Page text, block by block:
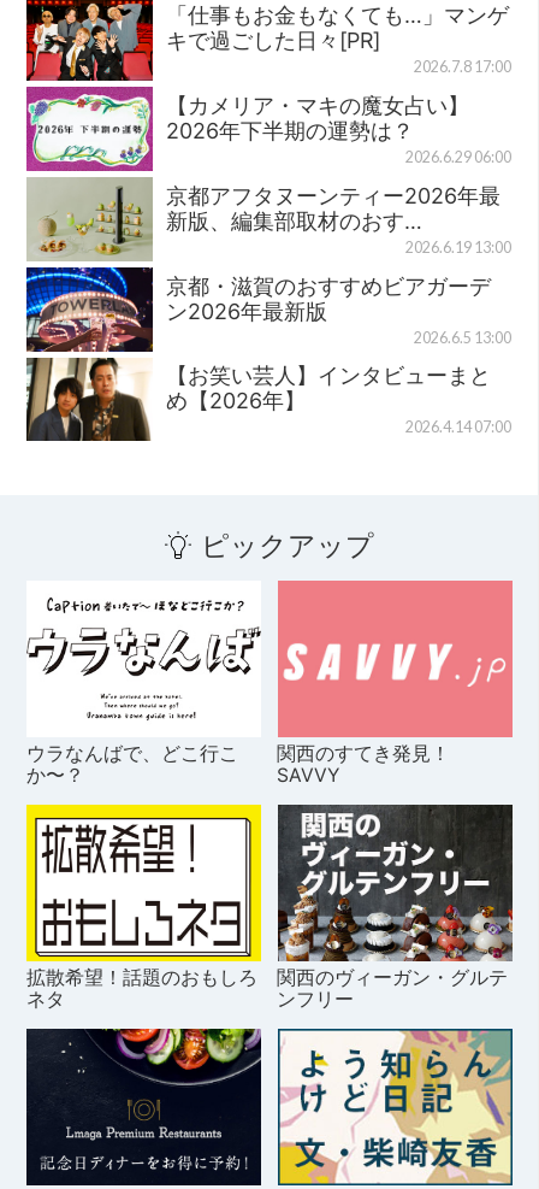
「仕事もお金もなくても…」マンゲ
キで過ごした日々[PR]
2026.7.8 17:00
【カメリア・マキの魔女占い】
2026年下半期の運勢は？
2026.6.29 06:00
京都アフタヌーンティー2026年最
新版、編集部取材のおす…
2026.6.19 13:00
京都・滋賀のおすすめビアガーデ
ン2026年最新版
2026.6.5 13:00
【お笑い芸人】インタビューまと
め【2026年】
2026.4.14 07:00
ピックアップ
ウラなんばで、どこ行こ
か〜？
関西のすてき発見！
SAVVY
拡散希望！話題のおもしろ
ネタ
関西のヴィーガン・グルテ
ンフリー